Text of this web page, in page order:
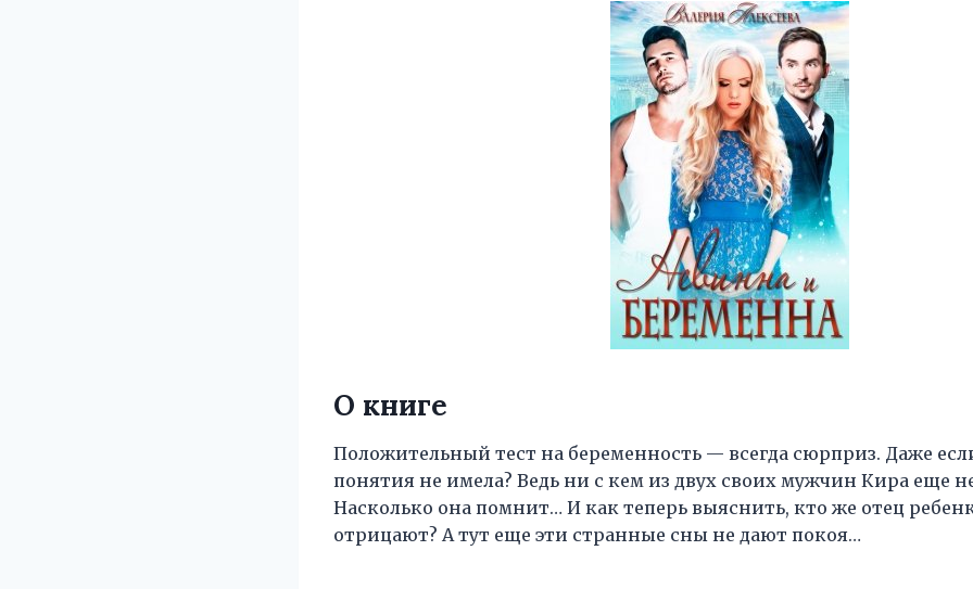
О книге
Положительный тест на беременность — всегда сюрприз. Даже
понятия не имела? Ведь ни с кем из двух своих мужчин Кира еще
Насколько она помнит… И как теперь выяснить, кто же отец
отрицают? А тут еще эти странные сны не дают покоя…